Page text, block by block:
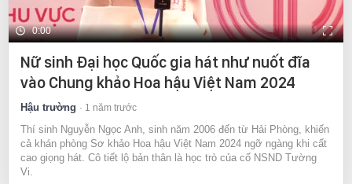
0:00
Nữ sinh Đại học Quốc gia hát như nuốt đĩa
vào Chung khảo Hoa hậu Việt Nam 2024
Hậu trường 1 năm trước
Thí sinh Nguyễn Ngọc Anh, sinh năm 2006 đến từ Hải Phòng, khiến
cả khán phòng Sơ khảo Hoa hậu Việt Nam 2024 ngỡ ngàng khi cất
cao giọng hát. Cô tiết lộ bản thân là học trò của cố NSND Tường
Vi.